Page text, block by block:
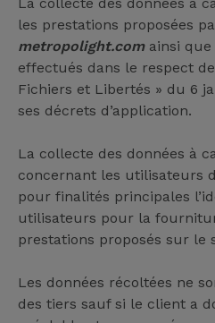
les prestations proposées
metropolight.comainsi que
effectués dans le respect
Fichiers et Libertés » du 6
ses décrets d’application.
La collecte des données à
concernant les utilisateurs
pour finalités principales
utilisateurs pour la
prestations proposés sur le
Les données récoltées ne
des tiers sauf si le client a